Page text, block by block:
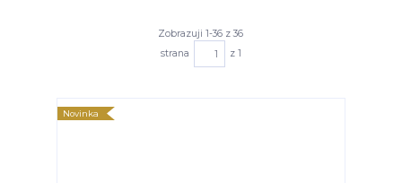
Zobrazuji 1-36 z 36
strana
z 1
Novinka